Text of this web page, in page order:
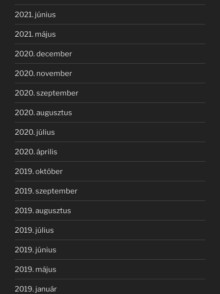
2021. június
2021. május
2020. december
2020. november
2020. szeptember
2020. augusztus
2020. július
2020. április
2019. október
2019. szeptember
2019. augusztus
2019. július
2019. június
2019. május
2019. január